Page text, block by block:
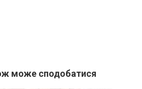
може сподобатися